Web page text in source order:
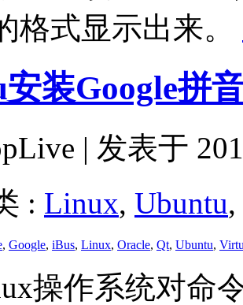
格式显示出来。
装Google拼
| 发表于
: Linux, Ubuntu,
, Google, iBus, Linux, Oracle, Qt, Ubuntu,
操作系统对命